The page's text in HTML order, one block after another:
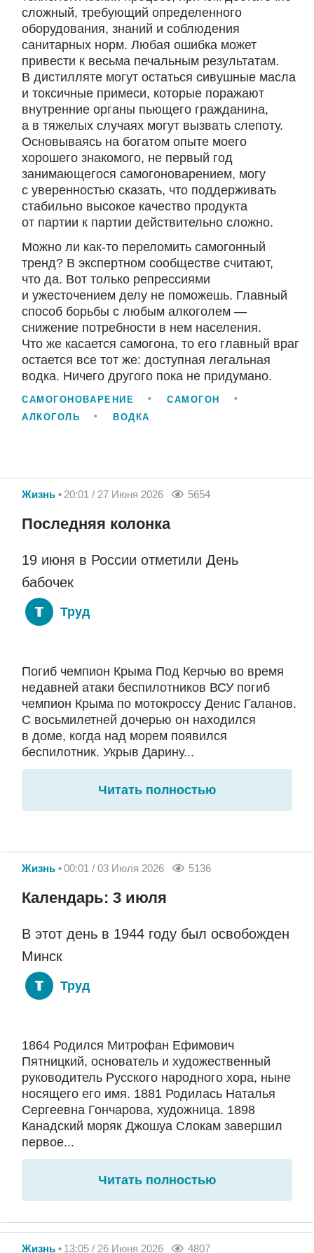
сложный, требующий определенного
оборудования, знаний и соблюдения
санитарных норм. Любая ошибка может
привести к весьма печальным результатам.
В дистилляте могут остаться сивушные масла
и токсичные примеси, которые поражают
внутренние органы пьющего гражданина,
а в тяжелых случаях могут вызвать слепоту.
Основываясь на богатом опыте моего
хорошего знакомого, не первый год
занимающегося самогоноварением, могу
с уверенностью сказать, что поддерживать
стабильно высокое качество продукта
от партии к партии действительно сложно.
Можно ли как-то переломить самогонный
тренд? В экспертном сообществе считают,
что да. Вот только репрессиями
и ужесточением делу не поможешь. Главный
способ борьбы с любым алкоголем —
снижение потребности в нем населения.
Что же касается самогона, то его главный враг
остается все тот же: доступная легальная
водка. Ничего другого пока не придумано.
САМОГОНОВАРЕНИЕ
САМОГОН
АЛКОГОЛЬ
ВОДКА
Жизнь 20:01 / 27 Июня 2026 5654
Последняя колонка
19 июня в России отметили День
бабочек
Труд
Погиб чемпион Крыма Под Керчью во время
недавней атаки беспилотников ВСУ погиб
чемпион Крыма по мотокроссу Денис Галанов.
С восьмилетней дочерью он находился
в доме, когда над морем появился
беспилотник. Укрыв Дарину...
Читать полностью
Жизнь 00:01 / 03 Июля 2026 5136
Календарь: 3 июля
В этот день в 1944 году был освобожден
Минск
Труд
1864 Родился Митрофан Ефимович
Пятницкий, основатель и художественный
руководитель Русского народного хора, ныне
носящего его имя. 1881 Родилась Наталья
Сергеевна Гончарова, художница. 1898
Канадский моряк Джошуа Слокам завершил
первое...
Читать полностью
Жизнь 13:05 / 26 Июня 2026 4807